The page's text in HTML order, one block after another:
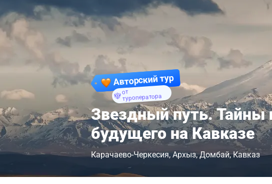
Авторский тур
от
туроператора
Звездный путь. Тайны
будущего на Кавказе
Карачаево-Черкесия Архыз Домбай Кавказ